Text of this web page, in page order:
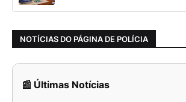
NOTÍCIAS DO PÁGINA DE POLÍCIA
📰 Últimas Notícias